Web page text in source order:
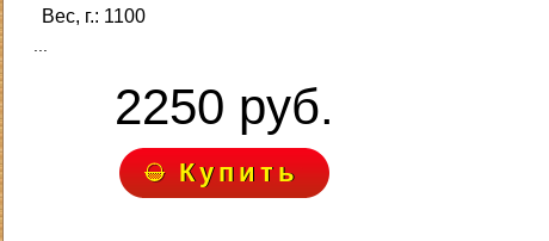
Вес, г.: 1100
2250 руб.
Купить